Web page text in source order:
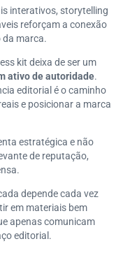
interativos, storytelling
reforçam a conexão
da marca.
kit deixa de ser um
ativo de autoridade.
editorial é o caminho
e posicionar a marca
estratégica e não
de reputação,
depende cada vez
em materiais bem
apenas comunicam
editorial.